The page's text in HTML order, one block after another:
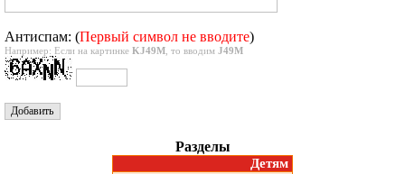
Антиспам: (Первый символ не вводите)
Например: Если на картинке KJ49M , то вводим J49M
Разделы
Детям